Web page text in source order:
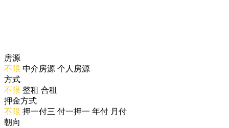
房源
不限 中介房源 个人房源
方式
不限 整租 合租
押金方式
不限 押一付三 付一押一 年付 月付
朝向